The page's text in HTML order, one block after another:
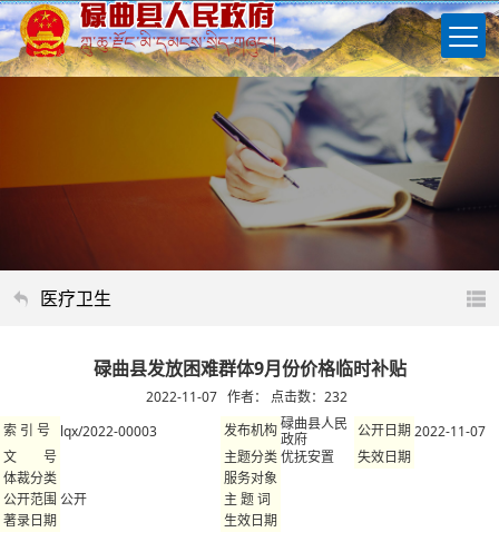
医疗卫生
碌曲县发放困难群体9月份价格临时补贴
2022-11-07 作者： 点击数： 232
索 引 号 lqx/2022-00003 发布机构 碌曲县人民
政府
公开日期 2022-11-07
文 号 主题分类 优抚安置
失效日期
体裁分类
服务对象
公开范围 公开
主 题 词
著录日期
生效日期